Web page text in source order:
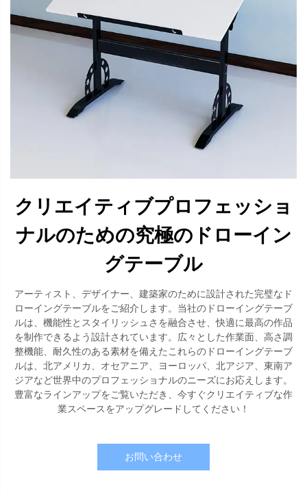
クリエイティブプロフェッショ
ナルのための究極のドローイン
グテーブル
アーティスト、デザイナー、建築家のために設計された完璧なド
ローイングテーブルをご紹介します。当社のドローイングテーブ
ルは、機能性とスタイリッシュさを融合させ、快適に最高の作品
を制作できるよう設計されています。広々とした作業面、高さ調
整機能、耐久性のある素材を備えたこれらのドローイングテーブ
ルは、北アメリカ、オセアニア、ヨーロッパ、北アジア、東南ア
ジアなど世界中のプロフェッショナルのニーズにお応えします。
豊富なラインアップをご覧いただき、今すぐクリエイティブな作
業スペースをアップグレードしてください！
お問い合わせ